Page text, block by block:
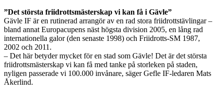
”Det största friidrottsmästerskap vi kan få i Gävle”
Gävle IF är en rutinerad arrangör av en rad stora friidrottstävlingar –
bland annat Europacupens näst högsta division 2005, en lång rad
internationella galor (den senaste 1998) och Friidrotts-SM 1987,
2002 och 2011.
– Det här betyder mycket för en stad som Gävle! Det är det största
friidrottsmästerskap vi kan få med tanke på storleken på staden,
nyligen passerade vi 100.000 invånare, säger Gefle IF-ledaren Mats
Åkerlind.